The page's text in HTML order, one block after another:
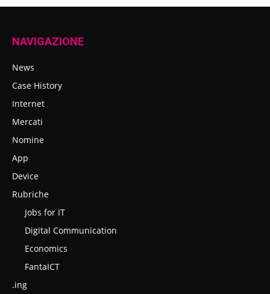
NAVIGAZIONE
News
Case History
Internet
Mercati
Nomine
App
Device
Rubriche
Jobs for IT
Digital Communication
Economics
FantaICT
.ing